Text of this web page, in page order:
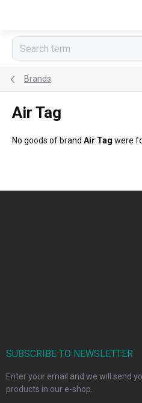
Brands
Air Tag
No goods of brand Air Tag were
SUBSCRIBE TO NEWSLETTER
Enter your email and we will send
products in our e-shop.